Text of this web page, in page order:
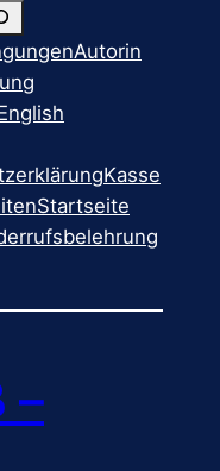
Autorin
Kasse
Startseite
–